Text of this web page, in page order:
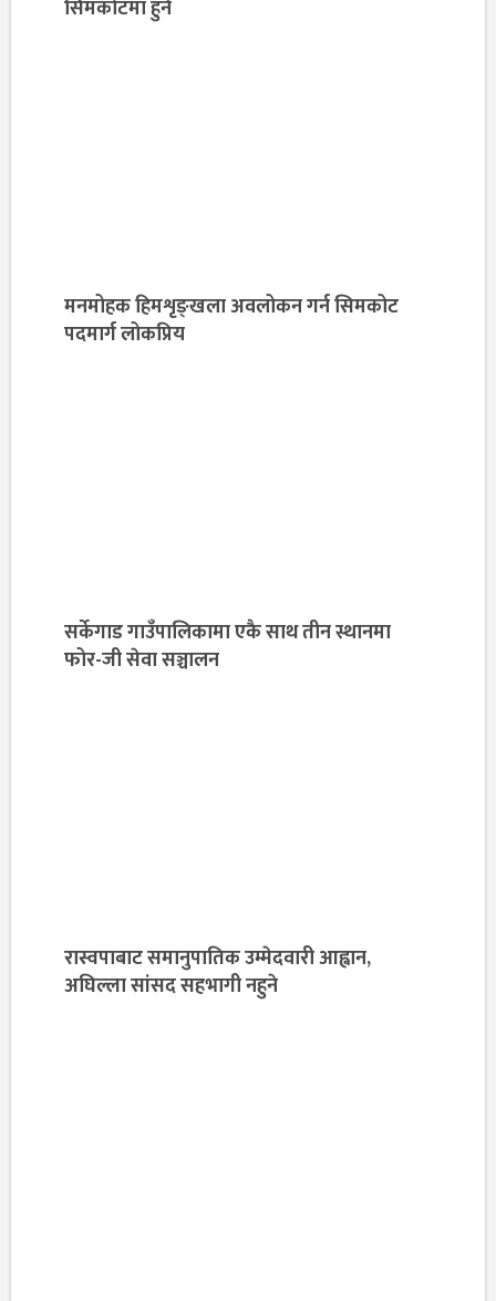
सिमकोटमा हुने
मनमोहक हिमशृङ्खला अवलोकन गर्न सिमकोट
पदमार्ग लोकप्रिय
सर्केगाड गाउँपालिकामा एकै साथ तीन स्थानमा
फोर-जी सेवा सञ्चालन
रास्वपाबाट समानुपातिक उम्मेदवारी आह्वान,
अघिल्ला सांसद सहभागी नहुने